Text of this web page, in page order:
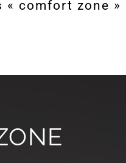
« comfort zone